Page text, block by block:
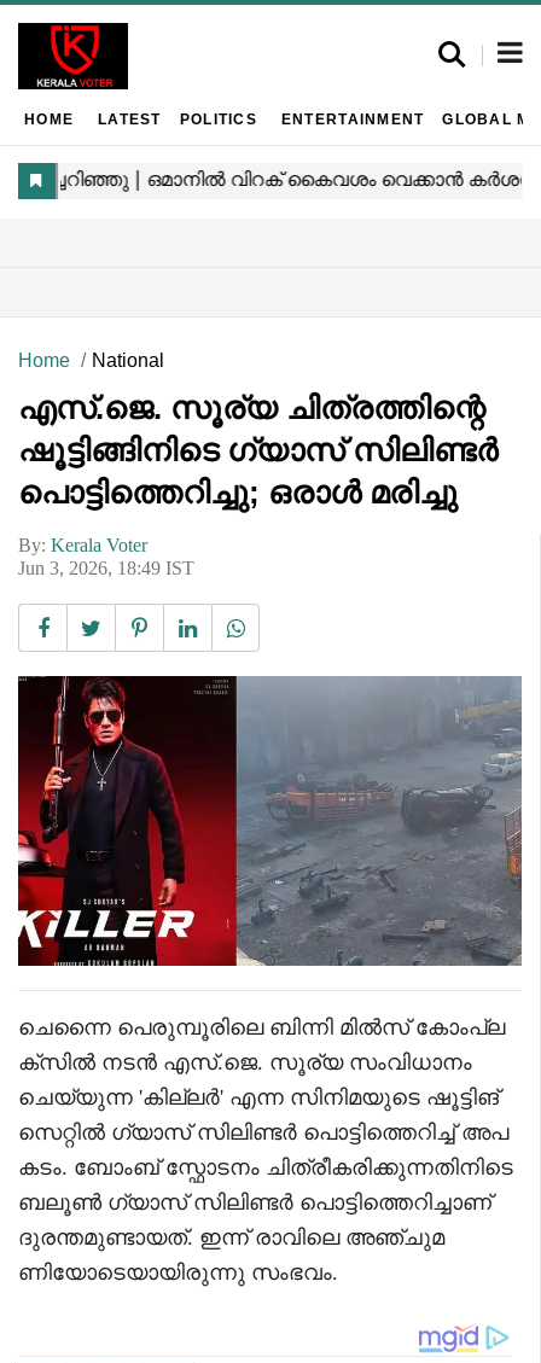
HOME LATEST POLITICS ENTERTAINMENT GLOBAL
Home National
എസ്.ജെ. സൂര്യ ചിത്രത്തിന്റെ
ഷൂട്ടിങ്ങിനിടെ ഗ്യാസ് സിലിണ്ടർ
പൊട്ടിത്തെറിച്ചു; ഒരാൾ മരിച്ചു
By: Kerala Voter
Jun 3, 2026, 18:49 IST
ചെന്നൈ പെരുമ്പൂരിലെ ബിന്നി മിൽസ് കോംപ്ല
ക്സിൽ നടൻ എസ്.ജെ. സൂര്യ സംവിധാനം
ചെയ്യുന്ന 'കില്ലർ' എന്ന സിനിമയുടെ ഷൂട്ടിങ്
സെറ്റിൽ ഗ്യാസ് സിലിണ്ടർ പൊട്ടിത്തെറിച്ച് അപ
കടം. ബോംബ് സ്ഫോടനം ചിത്രീകരിക്കുന്നതിനിടെ
ബലൂൺ ഗ്യാസ് സിലിണ്ടർ പൊട്ടിത്തെറിച്ചാണ്
ദുരന്തമുണ്ടായത്. ഇന്ന് രാവിലെ അഞ്ചുമ
ണിയോടെയായിരുന്നു സംഭവം.